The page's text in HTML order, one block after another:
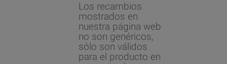
Los recambios
mostrados en
nuestra página web
no son genéricos,
sólo son válidos
para el producto en